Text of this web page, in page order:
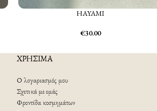
HAYAMI
€30.00
ΧΡΗΣΙΜΑ
Ο λογαριασμός μου
Σχετικά με εμάς
Φροντίδα κοσμημάτων